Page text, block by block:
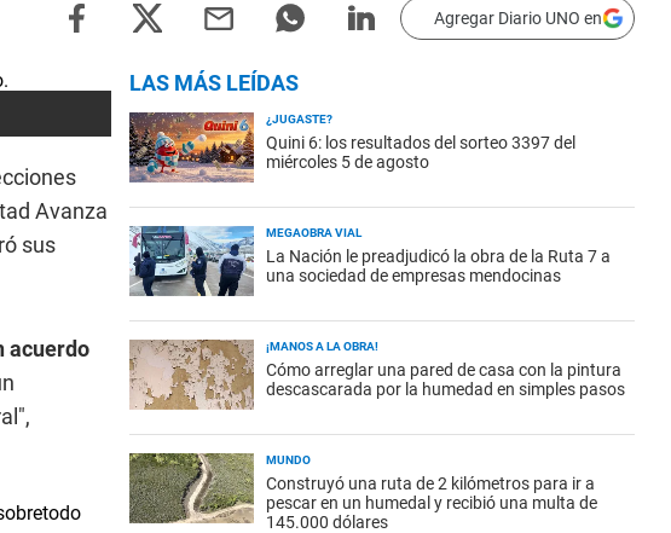
Agregar Diario UNO en
Avanza
sus
acuerdo
LAS MÁS LEÍDAS
¿JUGASTE?
Quini 6: los resultados del sorteo 3397 del
miércoles 5 de agosto
MEGAOBRA VIAL
La Nación le preadjudicó la obra de la Ruta 7 a
una sociedad de empresas mendocinas
¡MANOS A LA OBRA!
Cómo arreglar una pared de casa con la pintura
descascarada por la humedad en simples pasos
MUNDO
Construyó una ruta de 2 kilómetros para ir a
pescar en un humedal y recibió una multa de
145.000 dólares